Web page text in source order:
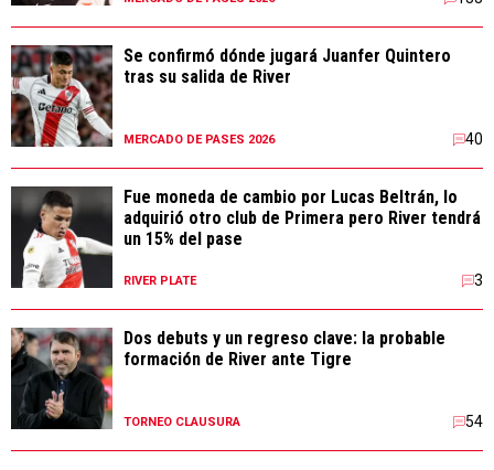
Se confirmó dónde jugará Juanfer Quintero
tras su salida de River
MERCADO DE PASES 2026 40
Fue moneda de cambio por Lucas Beltrán, lo
adquirió otro club de Primera pero River tendrá
un 15% del pase
RIVER PLATE 3
Dos debuts y un regreso clave: la probable
formación de River ante Tigre
TORNEO CLAUSURA 54